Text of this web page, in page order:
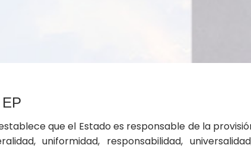
que el Estado es responsable de la
uniformidad, responsabilidad,